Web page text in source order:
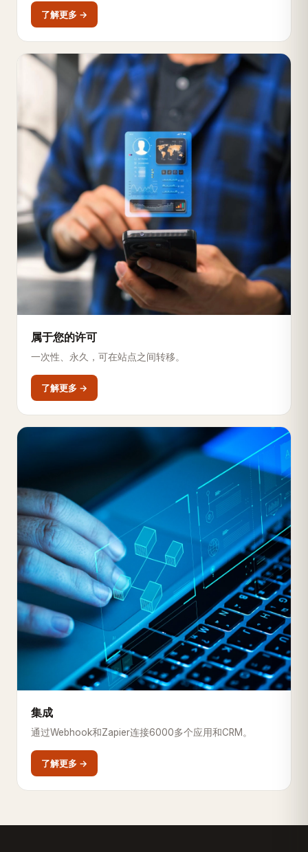
了解更多 →
属于您的许可
一次性、永久，可在站点之间转移。
了解更多 →
集成
通过Webhook和Zapier连接6000多个应用和CRM。
了解更多 →